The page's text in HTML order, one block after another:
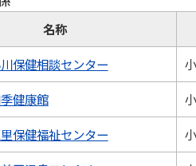
名称
保健相談センター
健康館
保健福祉センター